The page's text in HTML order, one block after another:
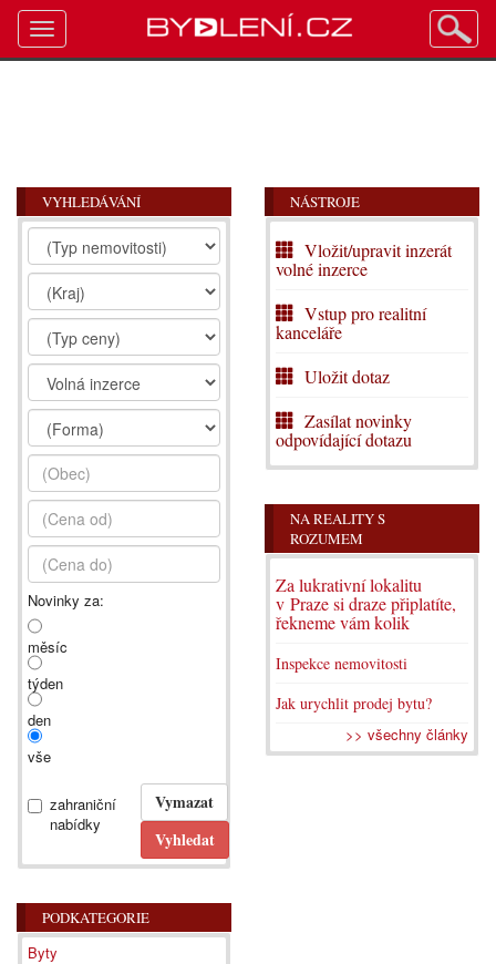
VYHLEDÁVÁNÍ
Novinky za:
měsíc
týden
den
vše
zahraniční
nabídky
PODKATEGORIE
Byty
NÁSTROJE
Vložit/upravit inzerát
volné inzerce
Vstup pro realitní
kanceláře
Uložit dotaz
Zasílat novinky
odpovídající dotazu
NA REALITY S
ROZUMEM
Za lukrativní lokalitu
v Praze si draze připlatíte,
řekneme vám kolik
Inspekce nemovitosti
Jak urychlit prodej bytu?
>> všechny články
Toggle
navigation